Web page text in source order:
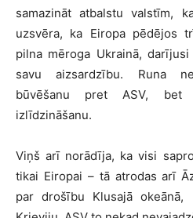
samazināt atbalstu valstīm,
uzsvēra, ka Eiropa pēdējos
pilna mēroga Ukrainā,
savu aizsardzību. Runa
būvēšanu pret ASV, bet
izlīdzināšanu.
Viņš arī norādīja, ka visi
tikai Eiropai – tā atrodas arī
par drošību Klusajā